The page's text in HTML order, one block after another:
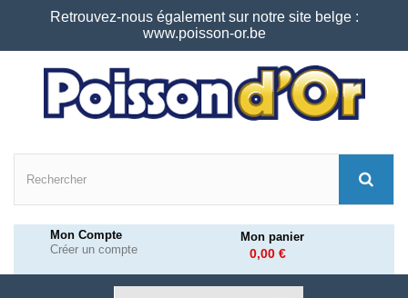
Retrouvez-nous également sur notre site belge :
www.poisson-or.be
Mon Compte
Créer un compte
Mon panier
0,00 €